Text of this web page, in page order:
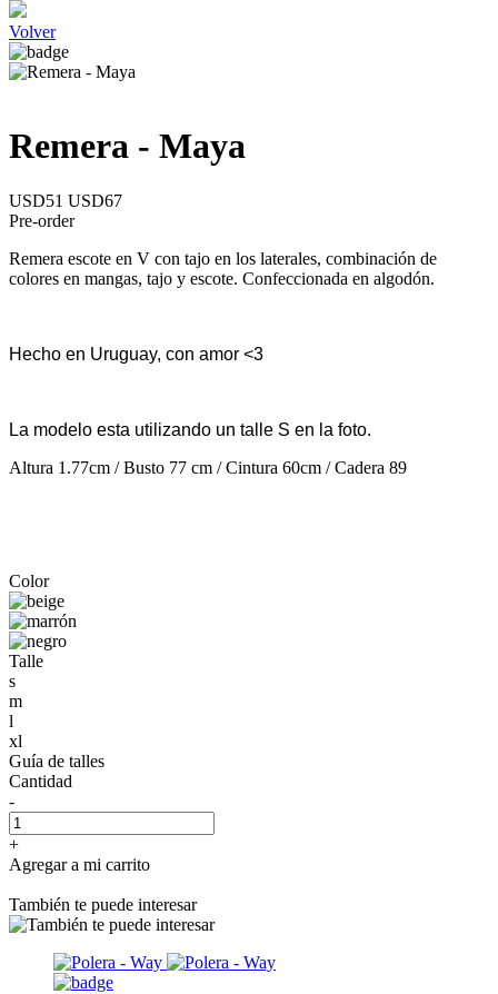
Volver
Remera - Maya
USD51 USD67
Pre-order
Remera escote en V con tajo en los laterales, combinación de
colores en mangas, tajo y escote. Confeccionada en algodón.
Hecho en Uruguay, con amor <3
La modelo esta utilizando un talle S en la foto.
Altura 1.77cm / Busto 77 cm / Cintura 60cm / Cadera 89
Color
Talle
s
m
l
xl
Guía de talles
Cantidad
-
+
Agregar a mi carrito
También te puede interesar